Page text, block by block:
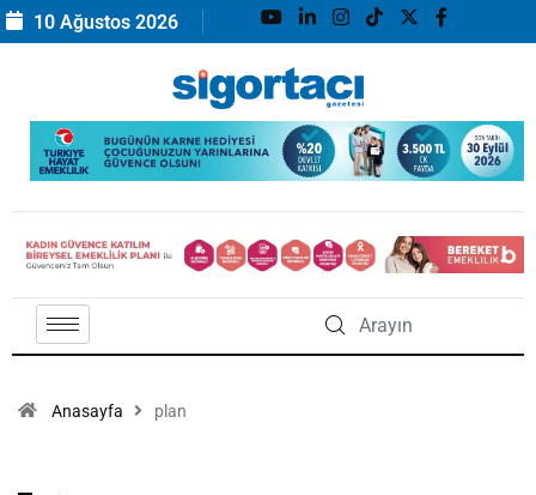
10 Ağustos 2026
Anasayfa plan